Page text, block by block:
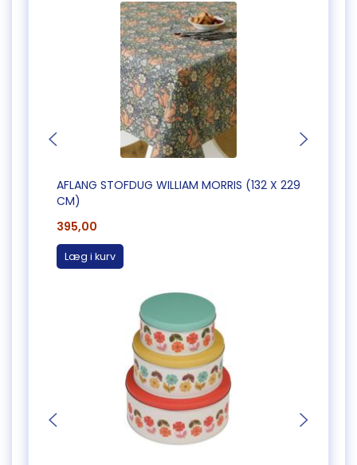
AFLANG STOFDUG WILLIAM MORRIS (132 X 229
CM)
395,00
Læg i kurv